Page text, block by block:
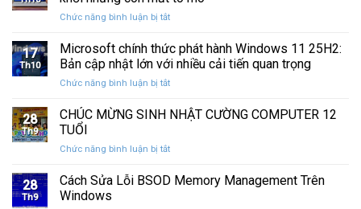
10+
mềm
test
phục
laptop
kết
nối
WiFi
nhất
Chức năng bình luận bị tắtở
tắt
Windows
này
sẽ
vệ
của
khỏi
17
Th10
Microsoft chính thức phát hành Windows 11 25H2:
Bản cập nhật lớn với nhiều cải tiến quan trọng
Chức năng bình luận bị tắtở
chính
hành
11
28
Th9
CHÚC MỪNG SINH NHẬT CƯỜNG COMPUTER 12
TUỔI
Chức năng bình luận bị tắtở
MỪNG
28
Th9
Cách Sửa Lỗi BSOD Memory Management Trên
Windows